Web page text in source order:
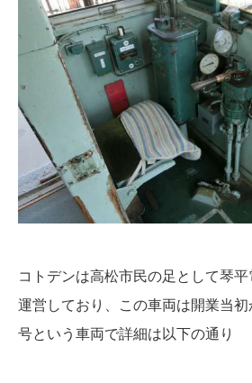
コトデンは高松市民の足として琴
運営しており、この車両は開業当
号という車両で詳細は以下の通り